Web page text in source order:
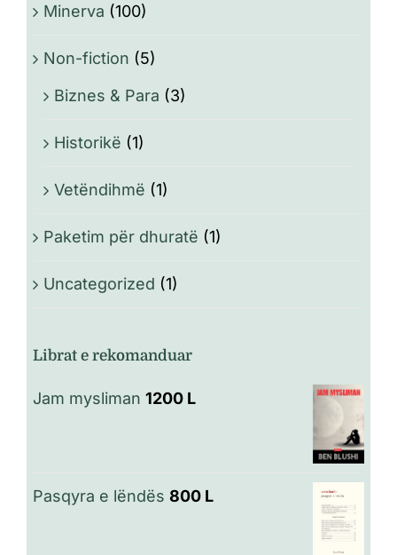
Minerva (100)
Non-fiction (5)
Biznes & Para (3)
Historikë (1)
Vetëndihmë (1)
Paketim për dhuratë (1)
Uncategorized (1)
Librat e rekomanduar
Jam mysliman 1200 L
Pasqyra e lëndës 800 L